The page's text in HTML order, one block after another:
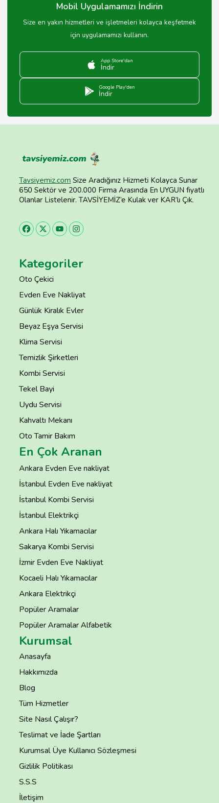
Mobil Uygulamamızı İndirin
Size en yakın hizmetleri ve işletmeleri kolayca keşfetmek
için uygulamamızı kullanın.
App Store'dan
İndir
Google Play'den
İndir
Tavsiyemiz.com Size Aradığınız Hizmeti Kolayca Sunar
650 Sektör ve 200.000 Firma Arasında En UYGUN fiyatlı
Olanlar Listelenir. TAVSİYEMİZ’e Kulak ver KAR’lı Çık.
Kategoriler
Oto Çekici
Evden Eve Nakliyat
Günlük Kiralık Evler
Beyaz Eşya Servisi
Klima Servisi
Temizlik Şirketleri
Kombi Servisi
Tekel Bayi
Uydu Servisi
Kahvaltı Mekanı
Oto Tamir Bakım
En Çok Aranan
Ankara Evden Eve nakliyat
İstanbul Evden Eve nakliyat
İstanbul Kombi Servisi
İstanbul Elektrikçi
Ankara Halı Yıkamacılar
Sakarya Kombi Servisi
İzmir Evden Eve Nakliyat
Kocaeli Halı Yıkamacılar
Ankara Elektrikçi
Popüler Aramalar
Popüler Aramalar Alfabetik
Kurumsal
Anasayfa
Hakkımızda
Blog
Tüm Hizmetler
Site Nasıl Çalışır?
Teslimat ve İade Şartları
Kurumsal Üye Kullanıcı Sözleşmesi
Gizlilik Politikası
S.S.S
İletişim